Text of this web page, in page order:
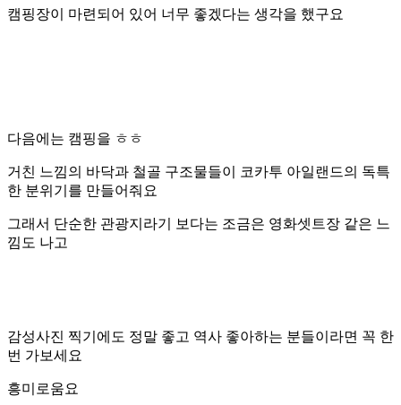
캠핑장이 마련되어 있어 너무 좋겠다는 생각을 했구요
다음에는 캠핑을 ㅎㅎ
거친 느낌의 바닥과 철골 구조물들이 코카투 아일랜드의 독특
한 분위기를 만들어줘요
그래서 단순한 관광지라기 보다는 조금은 영화셋트장 같은 느
낌도 나고
감성사진 찍기에도 정말 좋고 역사 좋아하는 분들이라면 꼭 한
번 가보세요
흥미로움요